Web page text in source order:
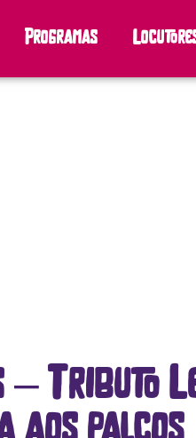
Programas
– Tributo